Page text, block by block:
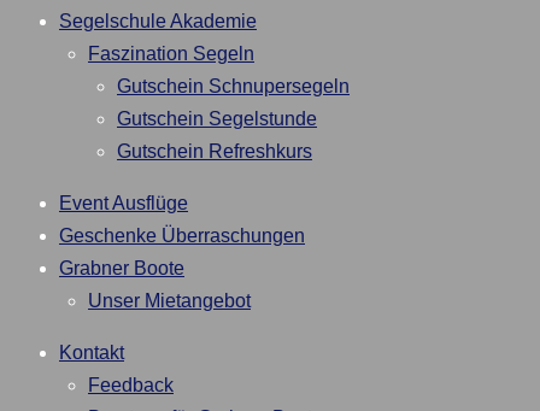
Segelschule Akademie
Faszination Segeln
Gutschein Schnupersegeln
Gutschein Segelstunde
Gutschein Refreshkurs
Event Ausflüge
Geschenke Überraschungen
Grabner Boote
Unser Mietangebot
Kontakt
Feedback